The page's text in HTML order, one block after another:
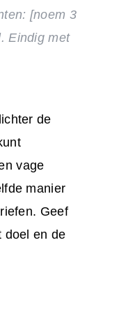
[noem 3
Eindig met
de
vage
manier
Geef
doel en de